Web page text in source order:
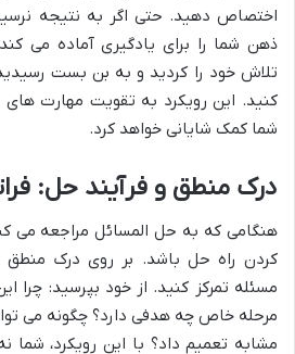
اختصاص دهید. حتی اگر به نتیجه
ذهن شما را برای یادگیری آماده می
تلاش خود را کردید و به بن بست
کنید. این رویکرد به تقویت مهارت
شما کمک شایانی خواهد کرد.
درک منطق و فرآیند حل:
هنگامی که به حل المسائل مراجعه می
کردن راه حل باشد. بر روی درک منطق
مسئله تمرکز کنید. از خود بپرسید: چرا
مرحله خاص چه هدفی دارد؟ چگونه می
مشابه تعمیم داد؟ با این رویکرد، شما